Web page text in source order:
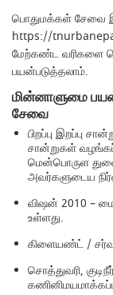
பொதுமக்கள் சேவை
https://
மேற்கண்ட வரிகளை
பயன்படுத்தலாம்.
மின்னாளுமை
சேவை
பிறப்பு இறப்பு
சான்றுகள்
மென்பொருள
அவர்களுடைய
விஷன் 2010 –
உள்ளது.
கிளையண்ட் /
சொத்துவரி,